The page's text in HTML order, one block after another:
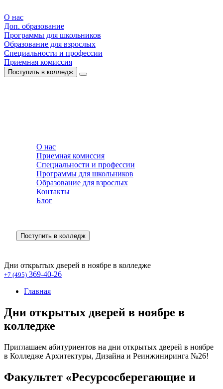
О нас
Доп. образование
Программы для школьников
Образование для взрослых
Специальности и профессии
Приемная комиссия
Поступить в колледж
О нас
Приемная комиссия
Специальности и профессии
Программы для школьников
Образование для взрослых
Контакты
Блог
Поступить в колледж
Дни открытых дверей в ноябре в колледже
+7 (495) 369-40-26
Главная
Дни открытых дверей в ноябре в
колледже
Приглашаем абитуриентов на дни открытых дверей в ноябре
в Колледже Архитектуры, Дизайна и Реинжиниринга №26!
Факультет «Ресурсосберегающие и